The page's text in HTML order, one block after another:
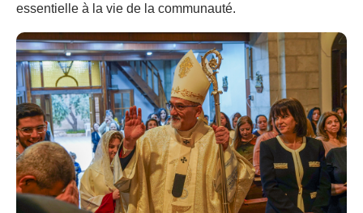
essentielle à la vie de la communauté.